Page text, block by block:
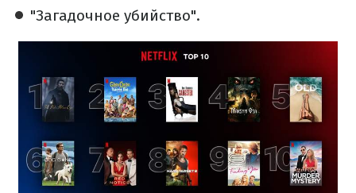
"Загадочное убийство".